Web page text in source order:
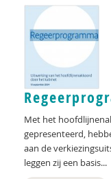
Met het
gepresenteerd,
aan de
leggen zij een basis...